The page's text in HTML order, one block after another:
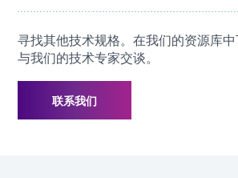
寻找其他技术规格。在我们的资源库
与我们的技术专家交谈。
联系我们